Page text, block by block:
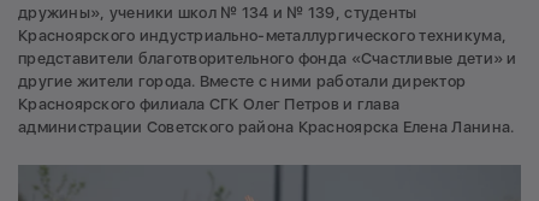
дружины», ученики школ № 134 и № 139, студенты
Красноярского индустриально-металлургического техникума,
представители благотворительного фонда «Счастливые дети» и
другие жители города. Вместе с ними работали директор
Красноярского филиала СГК Олег Петров и глава
администрации Советского района Красноярска Елена Ланина.